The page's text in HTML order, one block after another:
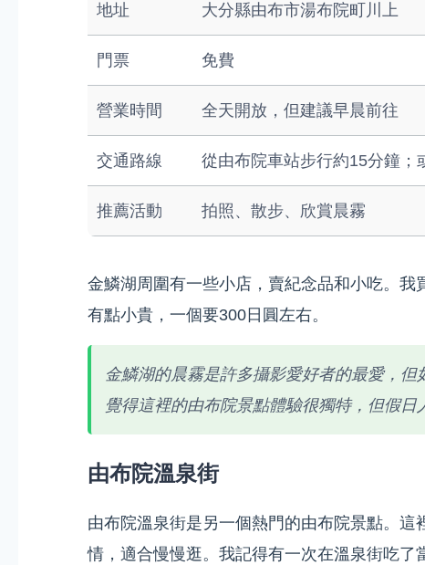
地址 大分縣由布市湯布院町川上
門票 免費
營業時間 全天開放，但建議早晨前往
交通路線 從由布院車站步行約15分鐘；
推薦活動 拍照、散步、欣賞晨霧
金鱗湖周圍有一些小店，賣紀念品和小吃。
有點小貴，一個要300日圓左右。
金鱗湖的晨霧是許多攝影愛好者的最愛，
覺得這裡的由布院景點體驗很獨特，但假日
由布院溫泉街
由布院溫泉街是另一個熱門的由布院景點。
情，適合慢慢逛。我記得有一次在溫泉街吃